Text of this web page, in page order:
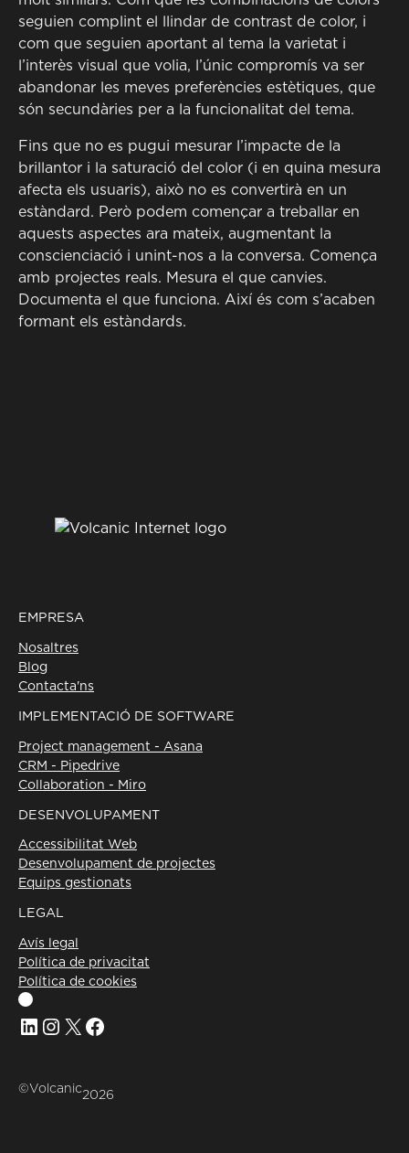
seguien complint el llindar de contrast de color, i
com que seguien aportant al tema la varietat i
l’interès visual que volia, l’únic compromís va ser
abandonar les meves preferències estètiques, que
són secundàries per a la funcionalitat del tema.
Fins que no es pugui mesurar l’impacte de la
brillantor i la saturació del color (i en quina mesura
afecta els usuaris), això no es convertirà en un
estàndard. Però podem començar a treballar en
aquests aspectes ara mateix, augmentant la
conscienciació i unint-nos a la conversa. Comença
amb projectes reals. Mesura el que canvies.
Documenta el que funciona. Així és com s’acaben
formant els estàndards.
EMPRESA
Nosaltres
Blog
Contacta'ns
IMPLEMENTACIÓ DE SOFTWARE
Project management - Asana
CRM - Pipedrive
Collaboration - Miro
DESENVOLUPAMENT
Accessibilitat Web
Desenvolupament de projectes
Equips gestionats
LEGAL
Avís legal
Política de privacitat
Política de cookies
Linkedin
Instagram
X Facebook
©Volcanic2026